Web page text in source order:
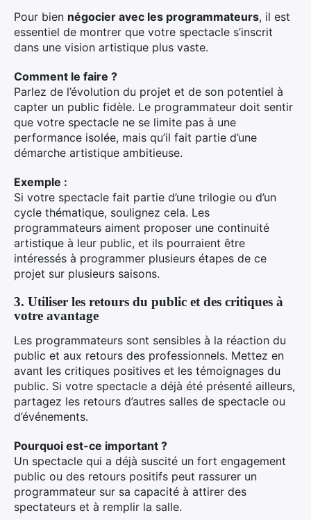
Pour bien négocier avec les programmateurs, il est
essentiel de montrer que votre spectacle s’inscrit
dans une vision artistique plus vaste.
Comment le faire ?
Parlez de l’évolution du projet et de son potentiel à
capter un public fidèle. Le programmateur doit sentir
que votre spectacle ne se limite pas à une
performance isolée, mais qu’il fait partie d’une
démarche artistique ambitieuse.
Exemple :
Si votre spectacle fait partie d’une trilogie ou d’un
cycle thématique, soulignez cela. Les
programmateurs aiment proposer une continuité
artistique à leur public, et ils pourraient être
intéressés à programmer plusieurs étapes de ce
projet sur plusieurs saisons.
3. Utiliser les retours du public et des critiques à
votre avantage
Les programmateurs sont sensibles à la réaction du
public et aux retours des professionnels. Mettez en
avant les critiques positives et les témoignages du
public. Si votre spectacle a déjà été présenté ailleurs,
partagez les retours d’autres salles de spectacle ou
d’événements.
Pourquoi est-ce important ?
Un spectacle qui a déjà suscité un fort engagement
public ou des retours positifs peut rassurer un
programmateur sur sa capacité à attirer des
spectateurs et à remplir la salle.